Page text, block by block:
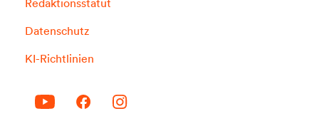
Datenschutz
KI-Richtlinien